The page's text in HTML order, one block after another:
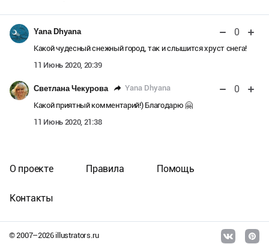
Yana Dhyana 0
Какой чудесный снежный город, так и слышится хруст снега!
11 Июнь 2020, 20:39
Светлана Чекурова Yana Dhyana 0
Какой приятный комментарий!) Благодарю 🤗
11 Июнь 2020, 21:38
© 2007–2026illustrators.ru
О проекте Правила Помощь
Контакты